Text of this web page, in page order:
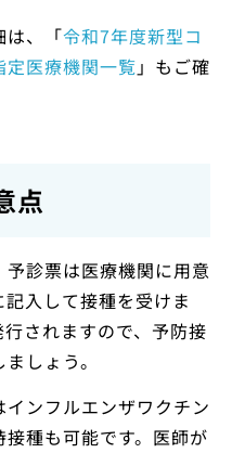
は、「令和7年度新型コ
定医療機関一覧 」もご確
点
診票は医療機関に用意
入して接種を受けま
されますので、予防接
しょう。
ンフルエンザワクチン
種も可能です。医師が